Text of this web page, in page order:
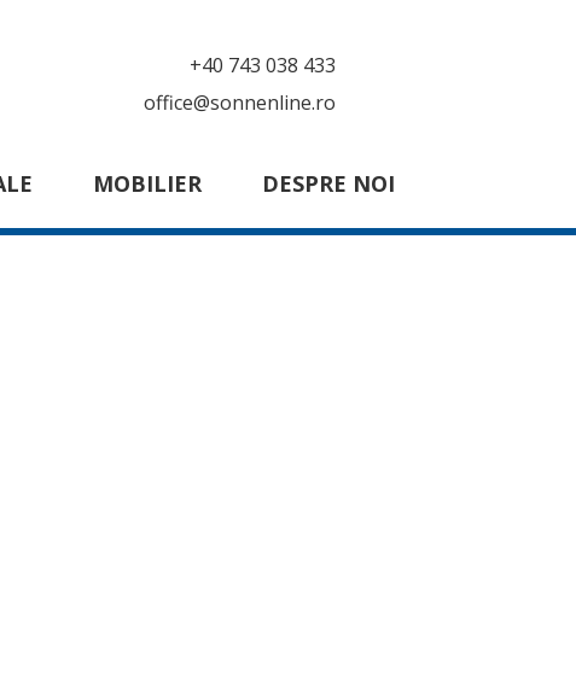
+40 743 038 433
office@sonnenline.ro
MOBILIER DESPRE NOI